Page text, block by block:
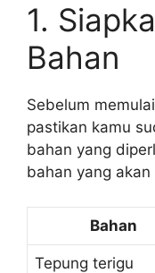
1.
Bahan
Sebelum
pastikan kamu
bahan yang
bahan yang
Bahan
Tepung terigu